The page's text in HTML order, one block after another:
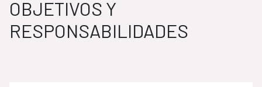
OBJETIVOS Y
RESPONSABILIDADES